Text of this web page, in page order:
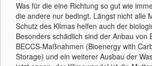
Was für die eine Richtung so gut wie
die andere nur bedingt. Längst nicht alle
Schutz des Klimas helfen auch der
Besonders schädlich sind der Anbau von
BECCS-Maßnahmen (Bioenergy with
Storage) und ein weiterer Ausbau der